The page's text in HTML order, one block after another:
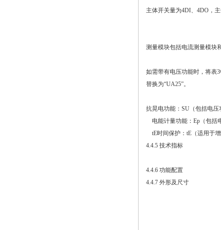
主体开关量为4DI、4DO，
测量模块包括电流测量模块
如需带有电压功能时，将表
替换为“UA25”。
抗晃电功能：SU（包括电压
电能计量功能：Ep（包括
tE时间保护：tE（适用于
4.4.5 技术指标
4.4.6 功能配置
4.4.7 外形及尺寸